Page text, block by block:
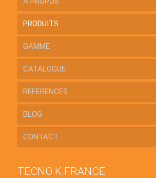
PRODUITS
GAMME
CATALOGUE
REFERENCES
BLOG
CONTACT
TECNO K FRANCE